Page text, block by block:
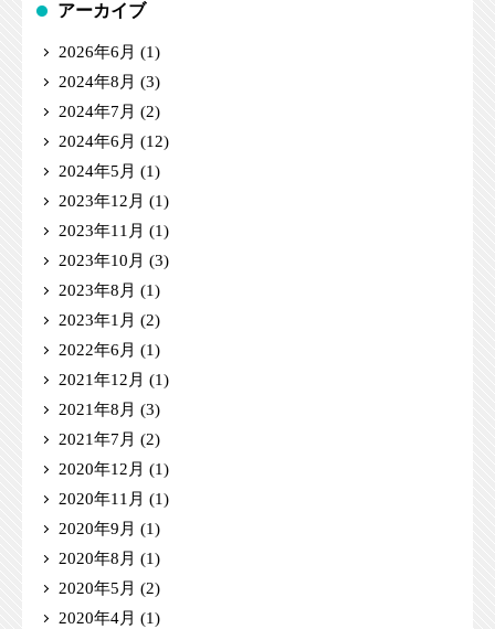
アーカイブ
2026年6月 (1)
2024年8月 (3)
2024年7月 (2)
2024年6月 (12)
2024年5月 (1)
2023年12月 (1)
2023年11月 (1)
2023年10月 (3)
2023年8月 (1)
2023年1月 (2)
2022年6月 (1)
2021年12月 (1)
2021年8月 (3)
2021年7月 (2)
2020年12月 (1)
2020年11月 (1)
2020年9月 (1)
2020年8月 (1)
2020年5月 (2)
2020年4月 (1)